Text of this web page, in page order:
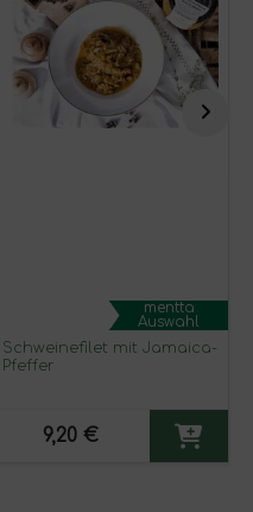
mentta
Auswahl
Schweinefilet mit Jamaica-
Pfeffer
9,20 €